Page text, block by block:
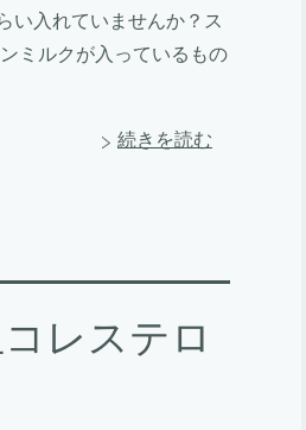
い入れていませんか？ス
ミルクが入っているもの
続きを読む
レステロ